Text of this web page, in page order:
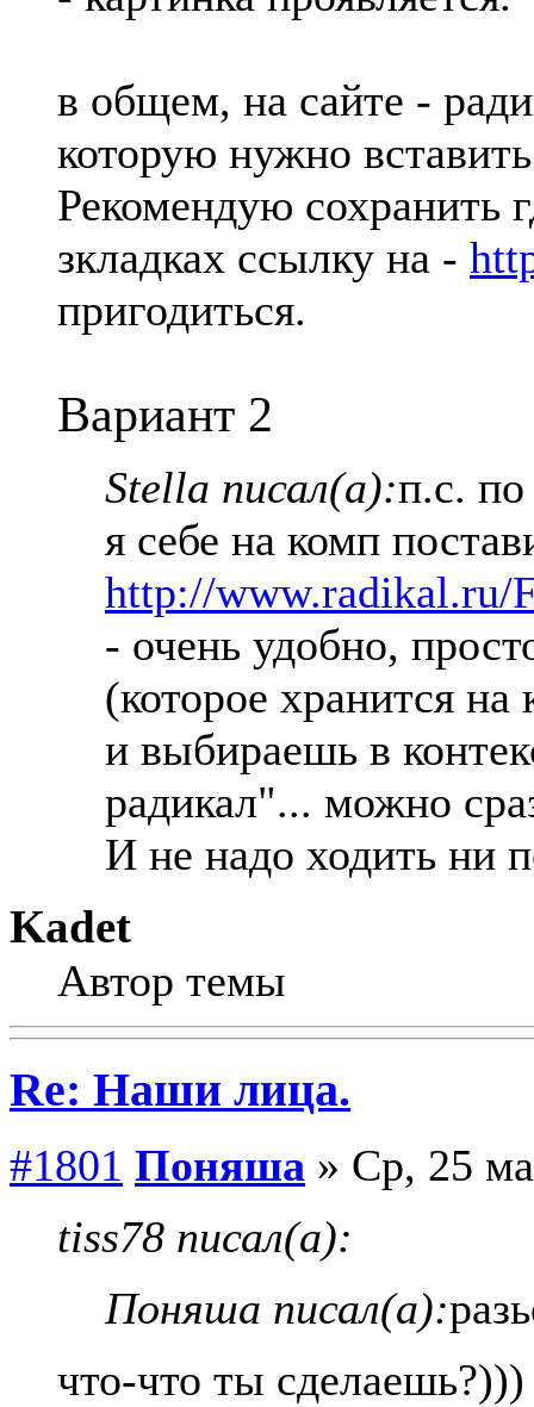
в общем, на сайте -
которую нужно
Рекомендую сохранить
зкладках ссылку на -
пригодиться.
Вариант 2
Stella писал(а):п.с.
я себе на комп
http://www.radikal.ru/
- очень удобно,
(которое хранится
и выбираешь в
радикал"... можно
И не надо ходить ни
Kadet
Автор темы
Re: Наши лица.
#1801 Поняша » Ср, 25
tiss78 писал(а):
Поняша писал(а):
что-что ты сделаешь?)))